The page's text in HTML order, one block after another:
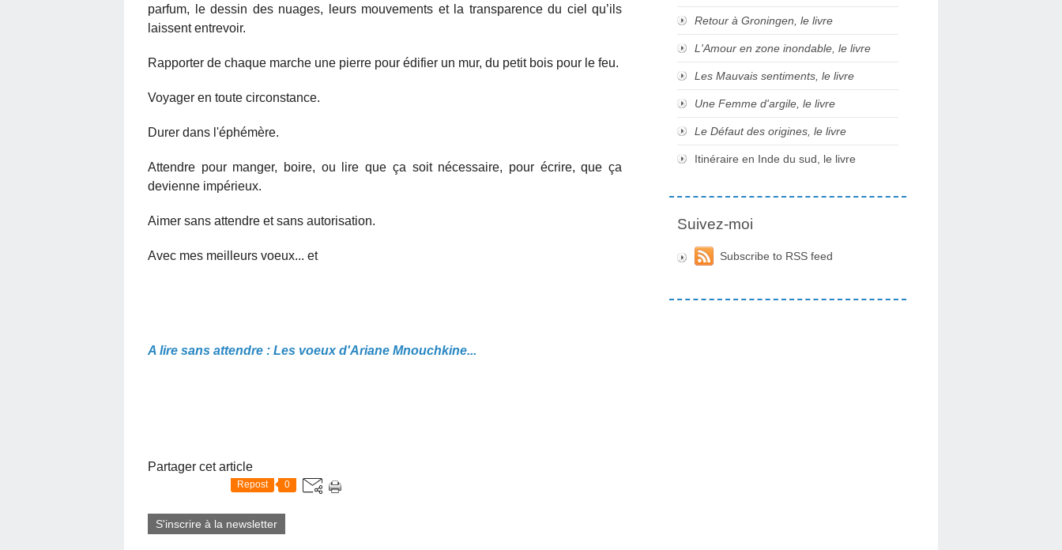
parfum, le dessin des nuages, leurs mouvements et la transparence du ciel qu’ils
laissent entrevoir.
Rapporter de chaque marche une pierre pour édifier un mur, du petit bois pour le feu.
Voyager en toute circonstance.
Durer dans l'éphémère.
Attendre pour manger, boire, ou lire que ça soit nécessaire, pour écrire, que ça
devienne impérieux.
Aimer sans attendre et sans autorisation.
Avec mes meilleurs voeux... et
A lire sans attendre : Les voeux d'Ariane Mnouchkine...
Partager cet article
Repost 0
S'inscrire à la newsletter
Retour à Groningen, le livre
L'Amour en zone inondable, le livre
Les Mauvais sentiments, le livre
Une Femme d'argile, le livre
Le Défaut des origines, le livre
Itinéraire en Inde du sud, le livre
Suivez-moi
Subscribe to RSS feed